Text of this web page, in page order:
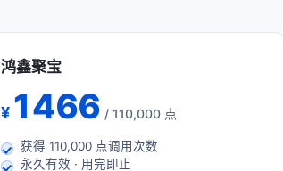
鸿鑫聚宝
¥1466 / 110,000 点
获得 110,000点调用次数
永久有效 · 用完即止